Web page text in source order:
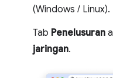
(Windows / Linux).
Tab Penelusuran
jaringan.